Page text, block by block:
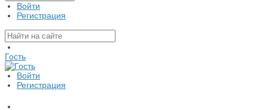
Войти
Регистрация
Гость
Войти
Регистрация